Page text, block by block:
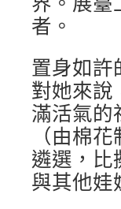
者。
置身如許
對她來說
滿活氣的
（由棉
遴選，比
與其他娃